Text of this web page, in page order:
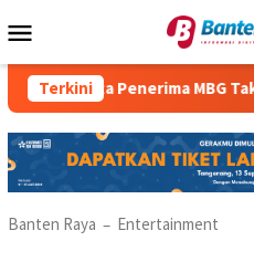
ke
Mobile
Terkini
Data Penerima MBG Tak
Banten Raya – Entertainment